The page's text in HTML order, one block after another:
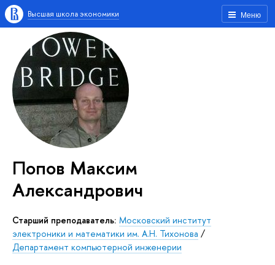
Меню
Высшая школа экономики
Попов Максим
Александрович
Старший преподаватель: Московский институт
электроники и математики им. А.Н. Тихонова /
Департамент компьютерной инженерии